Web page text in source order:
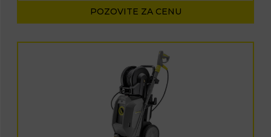
POZOVITE ZA CENU